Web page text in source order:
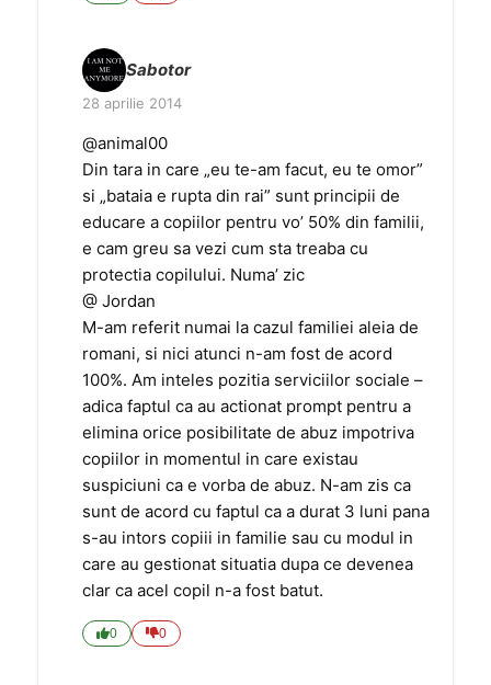
Sabotor
28 aprilie 2014
@animal00
Din tara in care „eu te-am facut, eu te omor”
si „bataia e rupta din rai” sunt principii de
educare a copiilor pentru vo’ 50% din familii,
e cam greu sa vezi cum sta treaba cu
protectia copilului. Numa’ zic
@ Jordan
M-am referit numai la cazul familiei aleia de
romani, si nici atunci n-am fost de acord
100%. Am inteles pozitia serviciilor sociale –
adica faptul ca au actionat prompt pentru a
elimina orice posibilitate de abuz impotriva
copiilor in momentul in care existau
suspiciuni ca e vorba de abuz. N-am zis ca
sunt de acord cu faptul ca a durat 3 luni pana
s-au intors copiii in familie sau cu modul in
care au gestionat situatia dupa ce devenea
clar ca acel copil n-a fost batut.
0 0